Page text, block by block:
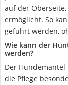
auf der
ermöglicht. So
geführt werden,
Wie kann der
werden?
Der Hundemantel
die Pflege